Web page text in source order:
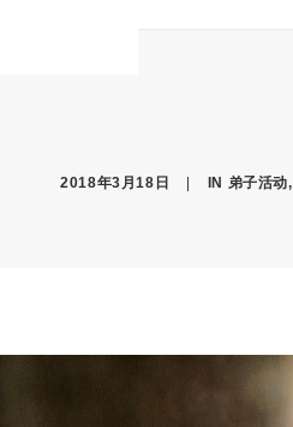
2018年3月18日 IN 弟子活动